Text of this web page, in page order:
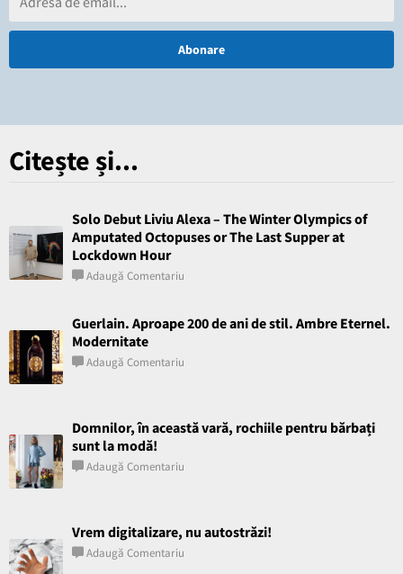
Citește și...
Solo Debut Liviu Alexa – The Winter Olympics of
Amputated Octopuses or The Last Supper at
Lockdown Hour
Adaugă Comentariu
Guerlain. Aproape 200 de ani de stil. Ambre Eternel.
Modernitate
Adaugă Comentariu
Domnilor, în această vară, rochiile pentru bărbați
sunt la modă!
Adaugă Comentariu
Vrem digitalizare, nu autostrăzi!
Adaugă Comentariu